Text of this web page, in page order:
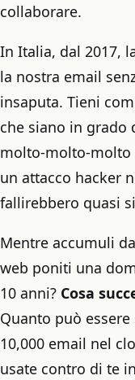
collaborare.
In Italia, dal 2017,
la nostra email
insaputa. Tieni
che siano in grado
molto-molto-molto
un attacco hacker
fallirebbero quasi
Mentre accumuli
web poniti una
10 anni? Cosa
Quanto può
10,000 email nel
usate contro di te